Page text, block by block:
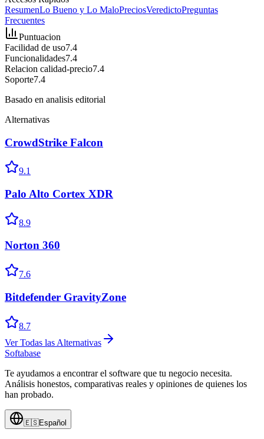
ResumenLo Bueno y Lo MaloPreciosVeredictoPreguntas
Frecuentes
Puntuacion
Facilidad de uso7.4
Funcionalidades7.4
Relacion calidad-precio7.4
Soporte7.4
Basado en analisis editorial
Alternativas
CrowdStrike Falcon
9.1
Palo Alto Cortex XDR
8.9
Norton 360
7.6
Bitdefender GravityZone
8.7
Ver Todas las Alternativas
Softabase
Te ayudamos a encontrar el software que tu negocio necesita.
Análisis honestos, comparativas reales y opiniones de quienes los
han probado.
🇪🇸Español